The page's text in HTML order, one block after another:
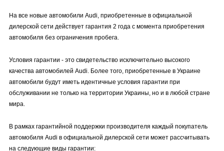
Гарантия Audi
На все новые автомобили Audi, приобретенные в официальной
дилерской сети действует гарантия 2 года с момента приобретения
автомобиля без ограничения пробега.
Условия гарантии - это свидетельство исключительно высокого
качества автомобилей Audi. Более того, приобретенные в Украине
автомобили будут иметь идентичные условия гарантии при
обслуживании не только на территории Украины, но и в любой стране
мира.
В рамках гарантийной поддержки производителя каждый покупатель
автомобиля Audi в официальной дилерской сети может рассчитывать
на следующие виды гарантии: